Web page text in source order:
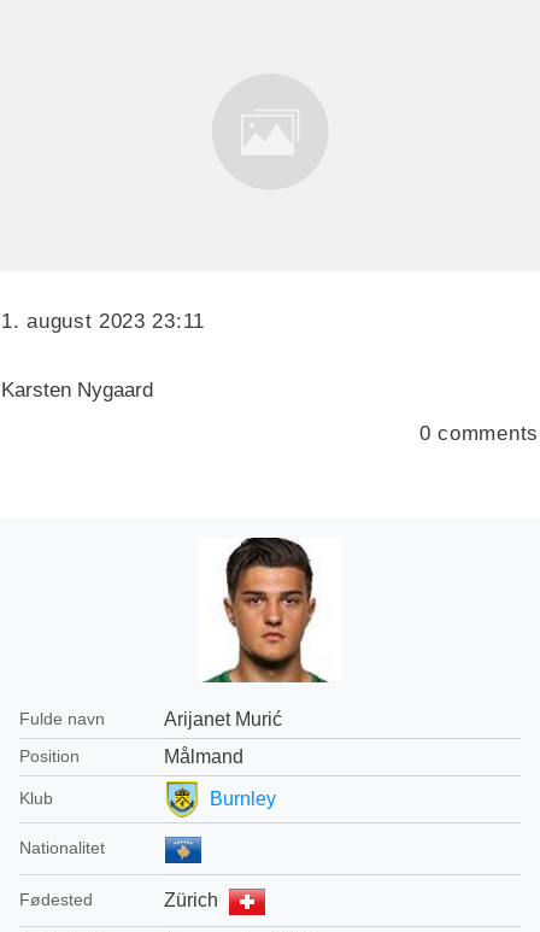
1. august 2023 23:11
Karsten Nygaard
0 comments
Fulde navn Arijanet Murić
Position Målmand
Klub Burnley
Nationalitet
Fødested Zürich